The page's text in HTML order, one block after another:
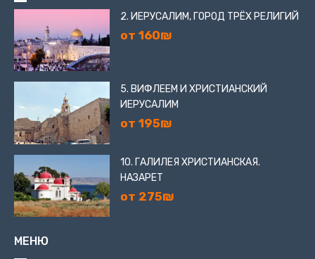
2. ИЕРУСАЛИМ, ГОРОД ТРЁХ РЕЛИГИЙ
от 160₪
5. ВИФЛЕЕМ И ХРИСТИАНСКИЙ
ИЕРУСАЛИМ
от 195₪
10. ГАЛИЛЕЯ ХРИСТИАНСКАЯ.
НАЗАРЕТ
от 275₪
МЕНЮ